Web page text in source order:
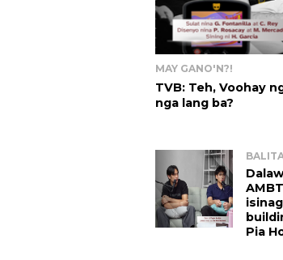
MAY GANO'N?!
TVB: Teh, Voohay
nga lang ba?
Pia